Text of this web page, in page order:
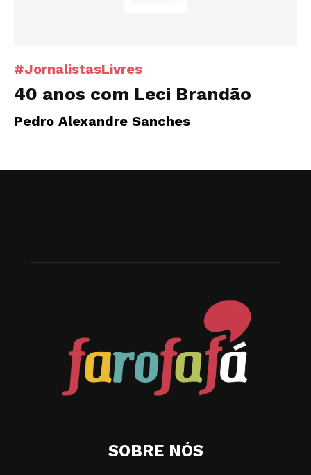
#JornalistasLivres
40 anos com Leci Brandão
Pedro Alexandre Sanches
SOBRE NÓS